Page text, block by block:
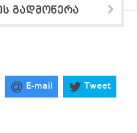
გადმოწერა
E-mail Tweet